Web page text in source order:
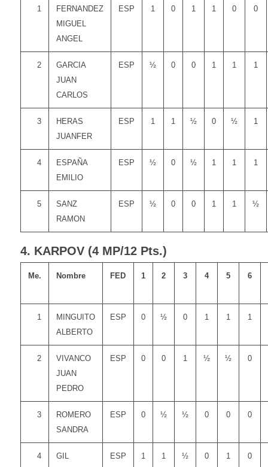
1
FERNANDEZ
MIGUEL
ANGEL
ESP 1 0 1 1 0 0
2
GARCIA
JUAN
CARLOS
ESP ½ 0 0 1 1 1
3
HERAS
JUANFER
ESP 1 1 ½ 0 ½ 1
4
ESPAÑA
EMILIO
ESP ½ 0 ½ 1 1 1
5
SANZ
RAMON
ESP ½ 0 0 1 1 ½
4. KARPOV (4 MP/12 Pts.)
Me. Nombre FED 1 2 3 4 5 6
1
MINGUITO
ALBERTO
ESP 0 ½ 0 1 1 1
2
VIVANCO
JUAN
PEDRO
ESP 0 0 1 ½ ½ 0
3
ROMERO
SANDRA
ESP 0 ½ ½ 0 0 0
4
GIL
ESP 1 1 ½ 0 1 0